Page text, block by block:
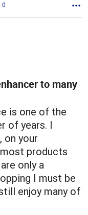
0
to many
is one of the
of years. I
on your
products
only a
I must be
enjoy many of